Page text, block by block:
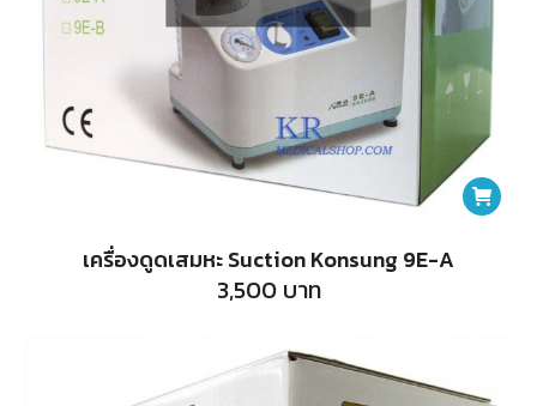
เครื่องดูดเสมหะ Suction Konsung 9E-A
3,500บาท